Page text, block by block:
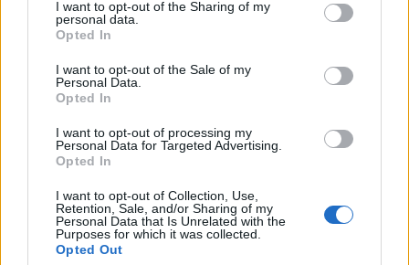
not limited to your visit or usage behaviour. You may click to
grant or deny consent to Google and its third-party tags to
use your data for below specified purposes in below Google
consent section.
I want to opt-out of the Sharing of my
personal data.
Opted In
I want to opt-out of the Sale of my
Personal Data.
Opted In
I want to opt-out of processing my
Personal Data for Targeted Advertising.
Opted In
I want to opt-out of Collection, Use,
Retention, Sale, and/or Sharing of my
Personal Data that Is Unrelated with the
Purposes for which it was collected.
Opted Out
Επιπλέον, το νομοσχέδιο θεσπίζει υποχρεωτικό
επιχειρήσεις, ενισχύοντας τους μηχανισμούς
παρακολούθησης και καταγραφής πιθανών
μισθολογικών ανισοτήτων μεταξύ ανδρών και
γυναικών.
Οι επιχειρήσεις υποχρεούνται να υποβάλουν
στοιχεία σχετικά με: